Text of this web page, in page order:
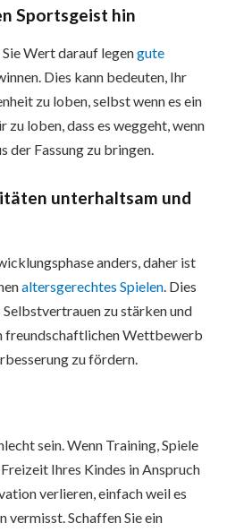
Sportsgeist hin
Wert darauf legengute
Dies kann bedeuten, Ihr
zu loben, selbst wenn es ein
zu loben, dass es weggeht, wenn
der Fassung zu bringen.
unterhaltsam und
anders, daher ist
altersgerechtes Spielen . Dies
zu stärken und
freundschaftlichen Wettbewerb
zu fördern.
sein. Wenn Training, Spiele
Ihres Kindes in Anspruch
verlieren, einfach weil es
Schaffen Sie ein